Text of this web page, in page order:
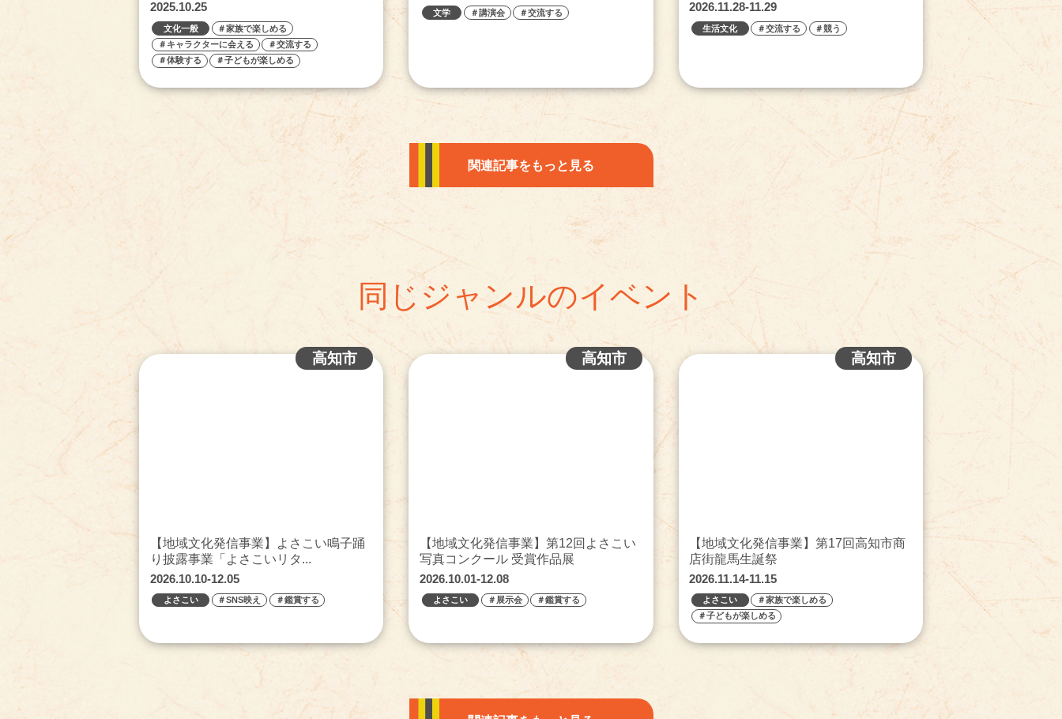
2025.10.25
文化一般
＃家族で楽しめる
＃キャラクターに会える
＃交流する
＃体験する
＃子どもが楽しめる
文学 ＃講演会 ＃交流する 2026.11.28-11.29
生活文化 ＃交流する ＃競う
関連記事をもっと見る
同じジャンルのイベント
【地域文化発信事業】よさこい鳴子踊
り披露事業「よさこいリタ...
2026.10.10-12.05
高知市
よさこい ＃SNS映え ＃鑑賞する
【地域文化発信事業】第12回よさこい
写真コンクール 受賞作品展
2026.10.01-12.08
高知市
よさこい ＃展示会 ＃鑑賞する
【地域文化発信事業】第17回高知市商
店街龍馬生誕祭
2026.11.14-11.15
高知市
よさこい
＃家族で楽しめる
＃子どもが楽しめる